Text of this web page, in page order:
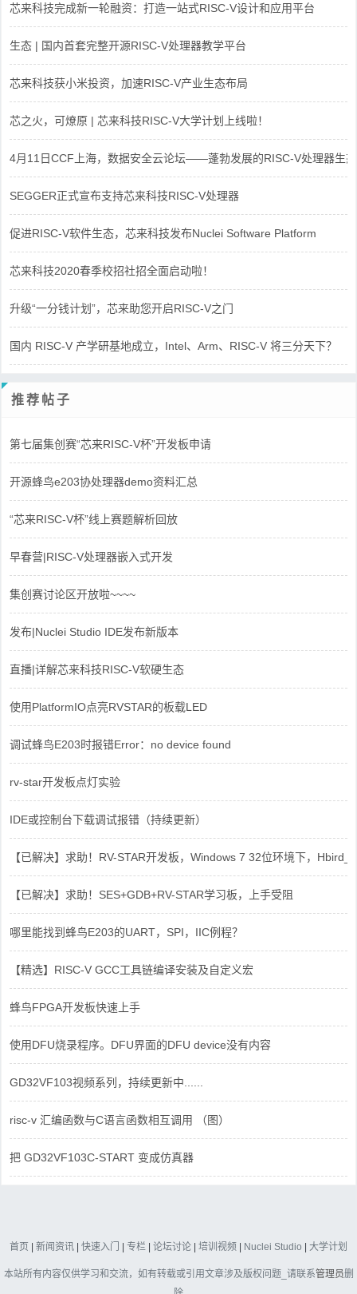
芯来科技完成新一轮融资：打造一站式RISC-V设计和应用平台
生态 | 国内首套完整开源RISC-V处理器教学平台
芯来科技获小米投资，加速RISC-V产业生态布局
芯之火，可燎原 | 芯来科技RISC-V大学计划上线啦！
4月11日CCF上海，数据安全云论坛——蓬勃发展的RISC-V处理器生态
SEGGER正式宣布支持芯来科技RISC-V处理器
促进RISC-V软件生态，芯来科技发布Nuclei Software Platform
芯来科技2020春季校招社招全面启动啦！
升级“一分钱计划”，芯来助您开启RISC-V之门
国内 RISC-V 产学研基地成立，Intel、Arm、RISC-V 将三分天下？
推荐帖子
第七届集创赛“芯来RISC-V杯”开发板申请
开源蜂鸟e203协处理器demo资料汇总
“芯来RISC-V杯”线上赛题解析回放
早春营|RISC-V处理器嵌入式开发
集创赛讨论区开放啦~~~~
发布|Nuclei Studio IDE发布新版本
直播|详解芯来科技RISC-V软硬生态
使用PlatformIO点亮RVSTAR的板载LED
调试蜂鸟E203时报错Error：no device found
rv-star开发板点灯实验
IDE或控制台下载调试报错（持续更新）
【已解决】求助！RV-STAR开发板，Windows 7 32位环境下，
【已解决】求助！SES+GDB+RV-STAR学习板，上手受阻
哪里能找到蜂鸟E203的UART，SPI，IIC例程？
【精选】RISC-V GCC工具链编译安装及自定义宏
蜂鸟FPGA开发板快速上手
使用DFU烧录程序。DFU界面的DFU device没有内容
GD32VF103视频系列，持续更新中......
risc-v 汇编函数与C语言函数相互调用 （图）
把 GD32VF103C-START 变成仿真器
首页 | 新闻资讯 | 快速入门 | 专栏 | 论坛讨论 | 培训视频 | Nuclei Studio | 大学计划
本站所有内容仅供学习和交流，如有转载或引用文章涉及版权问题_请联系管理员删